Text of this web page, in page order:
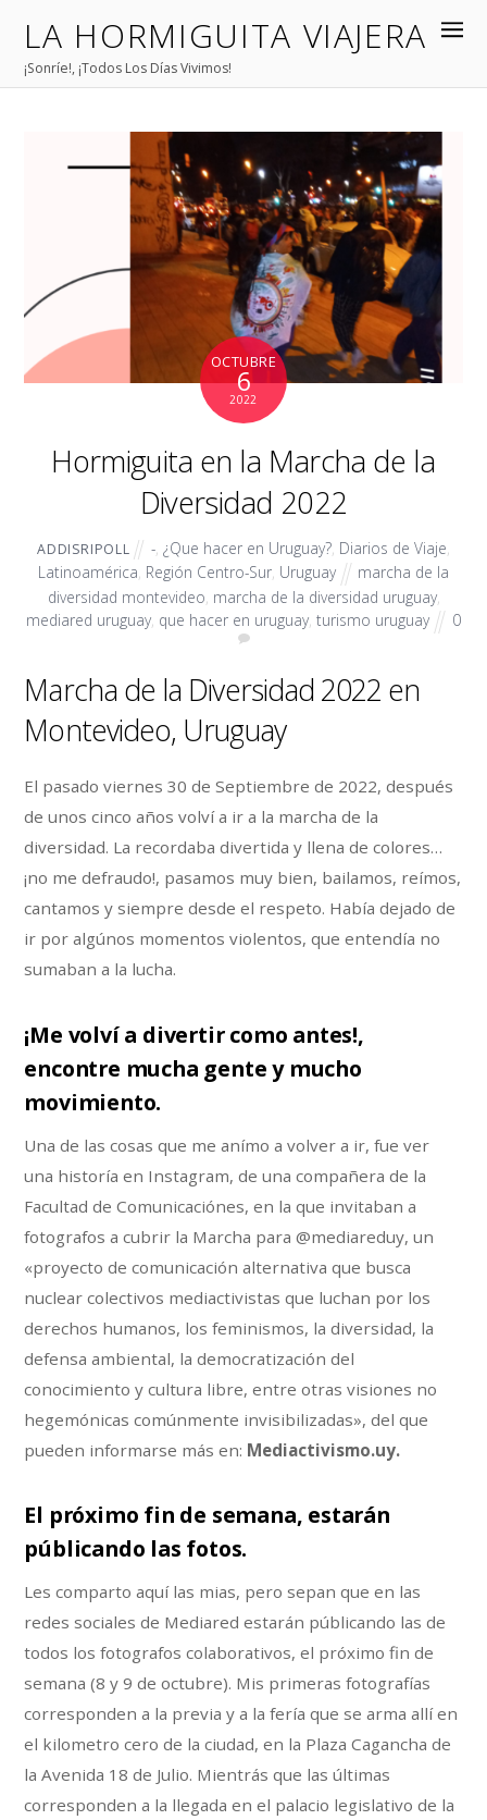
LA HORMIGUITA VIAJERA
¡Sonríe!, ¡Todos Los Días Vivimos!
OCTUBRE
6
2022
Hormiguita en la Marcha de la
Diversidad 2022
ADDISRIPOLL -, ¿Que hacer en Uruguay?, Diarios de Viaje,
Latinoamérica, Región Centro-Sur, Uruguay
marcha de la
diversidad montevideo marcha de la diversidad uruguay,
mediared uruguay que hacer en uruguay ,turismo uruguay 0
Marcha de la Diversidad 2022 en
Montevideo, Uruguay
El pasado viernes 30 de Septiembre de 2022, después
de unos cinco años volví a ir a la marcha de la
diversidad. La recordaba divertida y llena de colores…
¡no me defraudo!, pasamos muy bien, bailamos, reímos,
cantamos y siempre desde el respeto. Había dejado de
ir por algúnos momentos violentos, que entendía no
sumaban a la lucha.
¡Me volví a divertir como antes!,
encontre mucha gente y mucho
movimiento.
Una de las cosas que me anímo a volver a ir, fue ver
una historía en Instagram, de una compañera de la
Facultad de Comunicaciónes, en la que invitaban a
fotografos a cubrir la Marcha para @mediareduy, un
«proyecto de comunicación alternativa que busca
nuclear colectivos mediactivistas que luchan por los
derechos humanos, los feminismos, la diversidad, la
defensa ambiental, la democratización del
conocimiento y cultura libre, entre otras visiones no
hegemónicas comúnmente invisibilizadas», del que
pueden informarse más en: Mediactivismo.uy.
El próximo fin de semana, estarán
públicando las fotos.
Les comparto aquí las mias, pero sepan que en las
redes sociales de Mediared estarán públicando las de
todos los fotografos colaborativos, el próximo fin de
semana (8 y 9 de octubre). Mis primeras fotografías
corresponden a la previa y a la fería que se arma allí en
el kilometro cero de la ciudad, en la Plaza Cagancha de
la Avenida 18 de Julio. Mientrás que las últimas
corresponden a la llegada en el palacio legislativo de la